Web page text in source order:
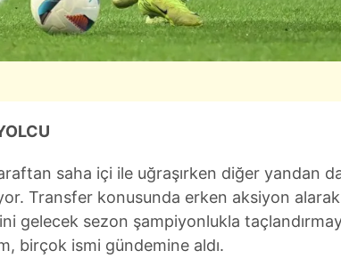
saha içi ile uğraşırken diğer yandan da
Transfer konusunda erken aksiyon
gelecek sezon şampiyonlukla
birçok ismi gündemine aldı.